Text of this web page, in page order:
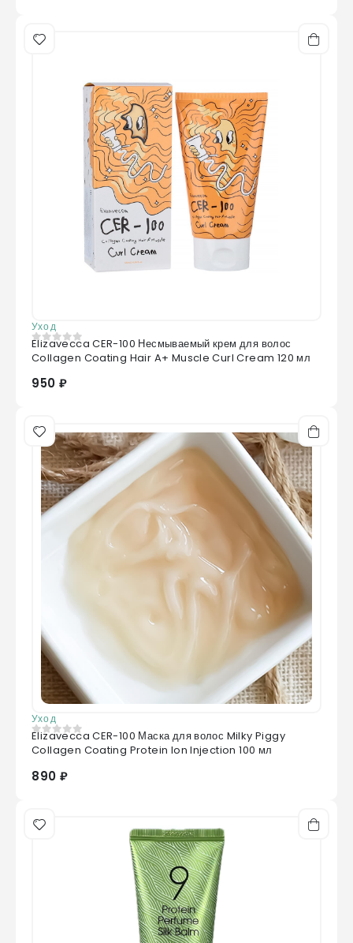
Уход
0из 5
Elizavecca CER-100 Несмываемый крем для волос
Collagen Coating Hair A+ Muscle Curl Cream 120 мл
950 ₽
Уход
0из 5
Elizavecca CER-100 Маска для волос Milky Piggy
Collagen Coating Protein Ion Injection 100 мл
890 ₽